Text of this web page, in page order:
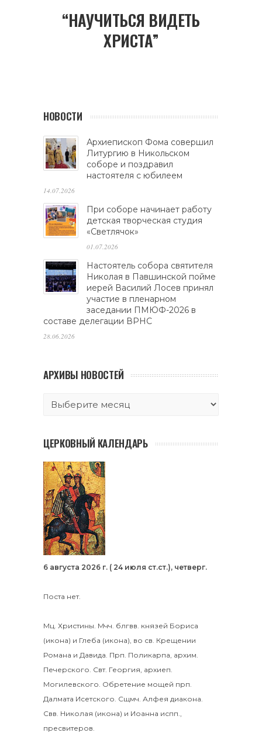
“НАУЧИТЬСЯ ВИДЕТЬ
ХРИСТА”
НОВОСТИ
Архиепископ Фома совершил
Литургию в Никольском
соборе и поздравил
настоятеля с юбилеем
14.07.2026
При соборе начинает работу
детская творческая студия
«Светлячок»
01.07.2026
Настоятель собора святителя
Николая в Павшинской пойме
иерей Василий Лосев принял
участие в пленарном
заседании ПМЮФ-2026 в
составе делегации ВРНС
28.06.2026
АРХИВЫ НОВОСТЕЙ
ЦЕРКОВНЫЙ КАЛЕНДАРЬ
6 августа 2026 г. ( 24 июля ст.ст.), четверг.
Поста нет.
Мц. Христины Мчч. блгвв. князей Бориса
(икона) и Глеба (икона), во св. Крещении
Романа и Давида. Прп. Поликарпа , архим.
Печерского. Свт. Георгия , архиеп.
Могилевского. Обретение мощей прп.
Далмата Исетского. Сщмч. Алфея диакона.
Свв. Николая (икона) и Иоанна испп.,
пресвитеров.